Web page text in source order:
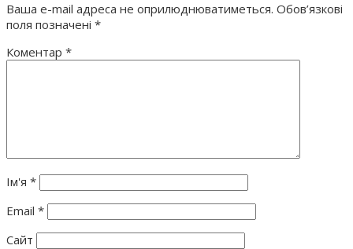
Ваша e-mail адреса не оприлюднюватиметься. Обов’язкові
поля позначені *
Коментар *
Ім'я *
Email *
Сайт